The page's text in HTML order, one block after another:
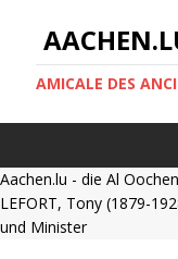
AMICALE DES
Aachen.lu - die Al
LEFORT, Tony (1879-
und Minister